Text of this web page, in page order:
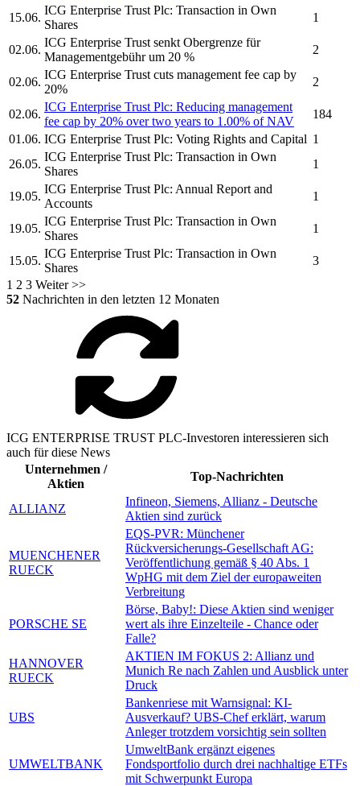
15.06.
ICG Enterprise Trust Plc: Transaction in Own
Shares
1
02.06.
ICG Enterprise Trust senkt Obergrenze für
Managementgebühr um 20 %
2
02.06.
ICG Enterprise Trust cuts management fee cap by
20%
2
02.06.
ICG Enterprise Trust Plc: Reducing management
fee cap by 20% over two years to 1.00% of NAV
184
01.06. ICG Enterprise Trust Plc: Voting Rights and Capital 1
26.05.
ICG Enterprise Trust Plc: Transaction in Own
Shares
1
19.05.
ICG Enterprise Trust Plc: Annual Report and
Accounts
1
19.05.
ICG Enterprise Trust Plc: Transaction in Own
Shares
1
15.05.
ICG Enterprise Trust Plc: Transaction in Own
Shares
3
1 2 3 Weiter >>
52 Nachrichten in den letzten 12 Monaten
ICG ENTERPRISE TRUST PLC-Investoren interessieren sich
auch für diese News
Unternehmen /
Aktien
Top-Nachrichten
ALLIANZ
Infineon, Siemens, Allianz - Deutsche
Aktien sind zurück
MUENCHENER
RUECK
EQS-PVR: Münchener
Rückversicherungs-Gesellschaft AG:
Veröffentlichung gemäß § 40 Abs. 1
WpHG mit dem Ziel der europaweiten
Verbreitung
PORSCHE SE
Börse, Baby!: Diese Aktien sind weniger
wert als ihre Einzelteile - Chance oder
Falle?
HANNOVER
RUECK
AKTIEN IM FOKUS 2: Allianz und
Munich Re nach Zahlen und Ausblick unter
Druck
UBS
Bankenriese mit Warnsignal: KI-
Ausverkauf? UBS-Chef erklärt, warum
Anleger trotzdem vorsichtig sein sollten
UMWELTBANK
UmweltBank ergänzt eigenes
Fondsportfolio durch drei nachhaltige ETFs
mit Schwerpunkt Europa